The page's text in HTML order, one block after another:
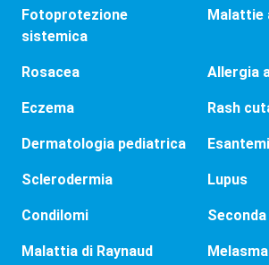
Fotoprotezione
sistemica
Malattie
Rosacea Allergia
Eczema Rash
Dermatologia pediatrica Esantemi
Sclerodermia Lupus
Condilomi
Malattia di Raynaud Melasma